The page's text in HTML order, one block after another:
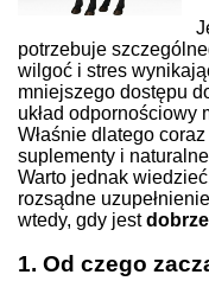
potrzebuje
wilgoć i stres
mniejszego dostępu
układ odpornościowy
Właśnie dlatego
suplementy i
Warto jednak
rozsądne
wtedy, gdy jest
1. Od czego